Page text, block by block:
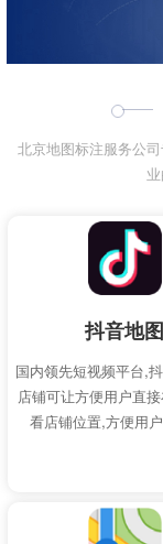
北京地图标注服务公
抖音地图
国内领先短视频平台,
店铺可让方便用户直
看店铺位置,方便用